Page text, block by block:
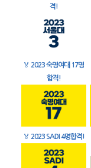
격!
🏅 2023 숙명여대 17명
합격!
🏅 2023 SADI 4명합격!